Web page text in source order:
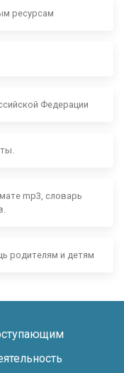
ресурсам
Федерации
mp3, словарь
родителям и детям